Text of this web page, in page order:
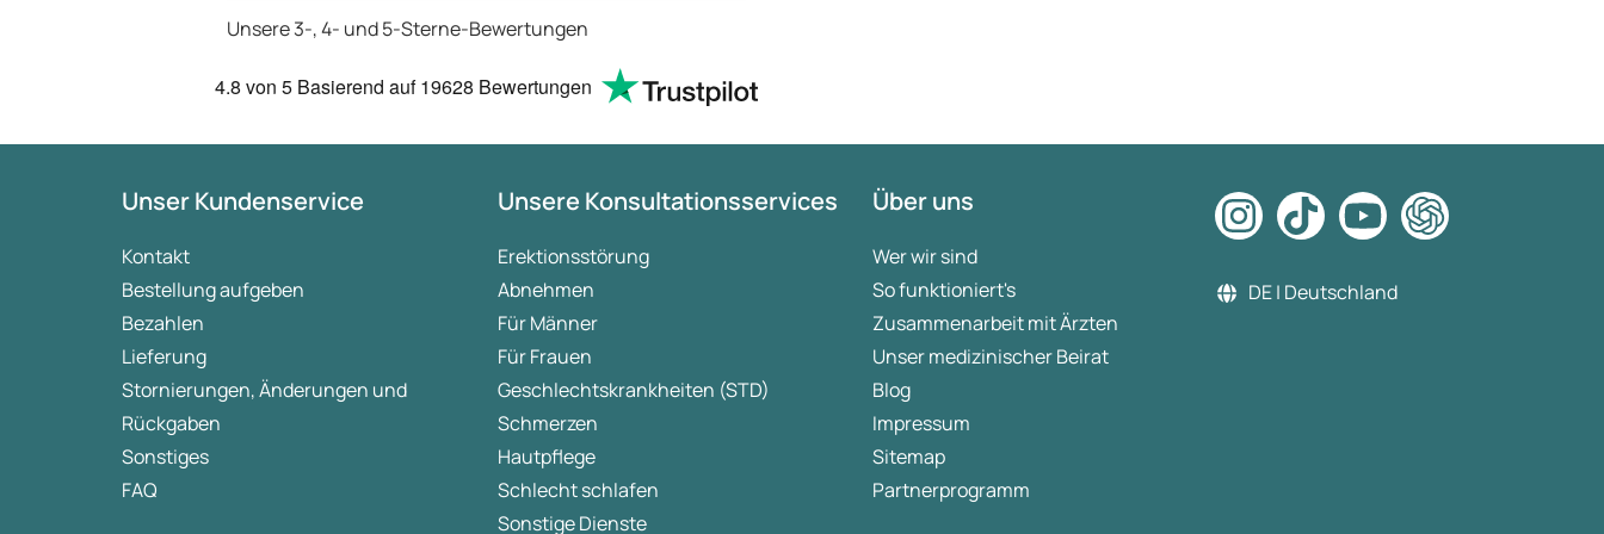
dauert obwohl ihr schnell
richtig fix.
Unsere 3-, 4- und 5-Sterne-Bewertungen
4.8 von 5 Basierend auf19628 Bewertungen
Unser Kundenservice
Kontakt
Bestellung aufgeben
Bezahlen
Lieferung
Stornierungen, Änderungen und
Rückgaben
Sonstiges
FAQ
Unsere Konsultationsservices
Erektionsstörung
Abnehmen
Für Männer
Für Frauen
Geschlechtskrankheiten (STD)
Schmerzen
Hautpflege
Schlecht schlafen
Sonstige Dienste
Über uns
Wer wir sind
So funktioniert's
Zusammenarbeit mit Ärzten
Unser medizinischer Beirat
Blog
Impressum
Sitemap
Partnerprogramm
DE | Deutschland